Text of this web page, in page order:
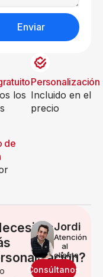
Enviar
los
Personalización
Incluido en el
precio
de
Jordi
Atención
al
cliente
Consúltanos